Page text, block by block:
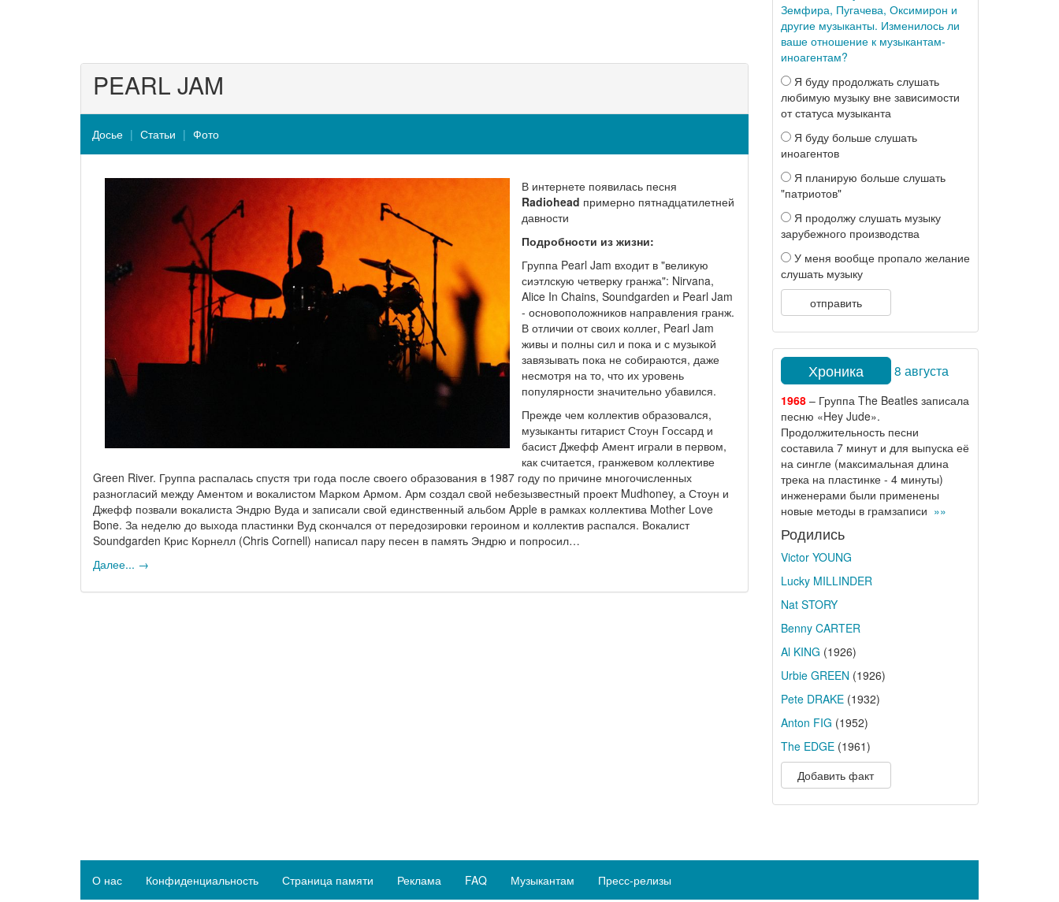
PEARL JAM
Досье Статьи Фото
В интернете появилась песня
Radiohead примерно пятнадцатилетней
давности
Подробности из жизни:
Группа Pearl Jam входит в "великую
сиэтлскую четверку гранжа": Nirvana,
Alice In Chains, Soundgarden и Pearl Jam
- основоположников направления гранж.
В отличии от своих коллег, Pearl Jam
живы и полны сил и пока и с музыкой
завязывать пока не собираются, даже
несмотря на то, что их уровень
популярности значительно убавился.
Прежде чем коллектив образовался,
музыканты гитарист Стоун Госсард и
басист Джефф Амент играли в первом,
как считается, гранжевом коллективе
Green River. Группа распалась спустя три года после своего образования в 1987 году по причине многочисленных
разногласий между Аментом и вокалистом Марком Армом. Арм создал свой небезызвестный проект Mudhoney, а Стоун и
Джефф позвали вокалиста Эндрю Вуда и записали свой единственный альбом Apple в рамках коллектива Mother Love
Bone. За неделю до выхода пластинки Вуд скончался от передозировки героином и коллектив распался. Вокалист
Soundgarden Крис Корнелл (Chris Cornell) написал пару песен в память Эндрю и попросил…
Далее... →
Земфира, Пугачева, Оксимирон и
другие музыканты. Изменилось ли
ваше отношение к музыкантам-
иноагентам?
Я буду продолжать слушать
любимую музыку вне зависимости
от статуса музыканта
Я буду больше слушать
иноагентов
Я планирую больше слушать
"патриотов"
Я продолжу слушать музыку
зарубежного производства
У меня вообще пропало желание
слушать музыку
отправить
Хроника 8 августа
1968– Группа The Beatles записала
песню «Hey Jude».
Продолжительность песни
составила 7 минут и для выпуска её
на сингле (максимальная длина
трека на пластинке - 4 минуты)
инженерами были применены
новые методы в грамзаписи »»
Родились
Victor YOUNG
Lucky MILLINDER
Nat STORY
Benny CARTER
Al KING (1926)
Urbie GREEN (1926)
Pete DRAKE(1932)
Anton FIG (1952)
The EDGE(1961)
Добавить факт
О нас Конфиденциальность Страница памяти Реклама FAQ Музыкантам Пресс-релизы